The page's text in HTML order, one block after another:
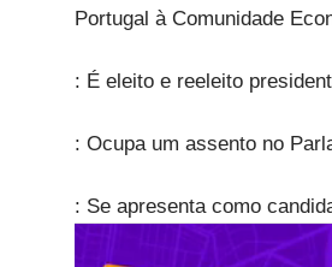
Portugal à Comunidade
: É eleito e reeleito
: Ocupa um assento no
: Se apresenta como